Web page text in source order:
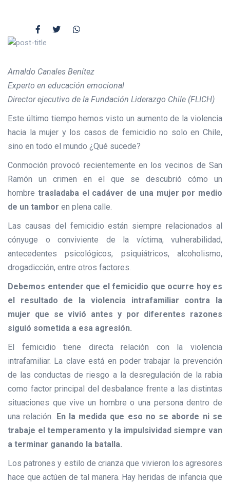
Arnaldo Canales Benítez
Experto en educación emocional
Director ejecutivo de la Fundación Liderazgo Chile (FLICH)
Este último tiempo hemos visto un aumento de la violencia
hacia la mujer y los casos de femicidio no solo en Chile,
sino en todo el mundo ¿Qué sucede?
Conmoción provocó recientemente en los vecinos de San
Ramón un crimen en el que se descubrió cómo un
hombre trasladaba el cadáver de una mujer por medio
de un tambor en plena calle.
Las causas del femicidio están siempre relacionados al
cónyuge o conviviente de la víctima, vulnerabilidad,
antecedentes psicológicos, psiquiátricos, alcoholismo,
drogadicción, entre otros factores.
Debemos entender que el femicidio que ocurre hoy es
el resultado de la violencia intrafamiliar contra la
mujer que se vivió antes y por diferentes razones
siguió sometida a esa agresión.
El femicidio tiene directa relación con la violencia
intrafamiliar. La clave está en poder trabajar la prevención
de las conductas de riesgo a la desregulación de la rabia
como factor principal del desbalance frente a las distintas
situaciones que vive un hombre o una persona dentro de
una relación. En la medida que eso no se aborde ni se
trabaje el temperamento y la impulsividad siempre van
a terminar ganando la batalla.
Los patrones y estilo de crianza que vivieron los agresores
hace que actúen de tal manera. Hay heridas de infancia que